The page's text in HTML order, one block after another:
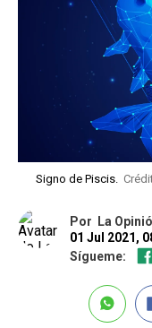
Signo de Piscis.
Por
La
01 Jul 2021,
Sígueme: